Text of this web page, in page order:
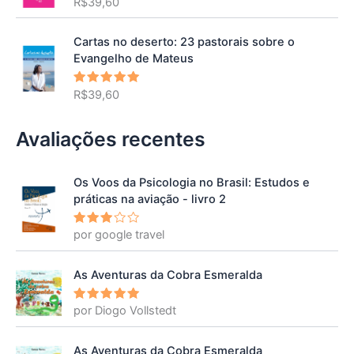
de 5
Cartas no deserto: 23 pastorais sobre o
Evangelho de Mateus
Avaliação
de 5
R$39,60
Avaliações recentes
Os Voos da Psicologia no Brasil: Estudos e
práticas na aviação - livro 2
Avalia
ção3
por google travel
As Aventuras da Cobra Esmeralda
Avaliação
5
por Diogo Vollstedt
As Aventuras da Cobra Esmeralda